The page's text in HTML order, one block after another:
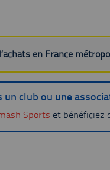
en France
un club ou une
Sports et bénéficiez